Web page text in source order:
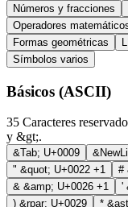
Números y fracciones
Operadores
Formas geométricas
Símbolos varios
Básicos (ASCII)
35 Caracteres
y &gt;.
&Tab; U+0009
" &quot; U+0022 +1 #
& &amp; U+0026 +1 '
) &rpar; U+0029 *